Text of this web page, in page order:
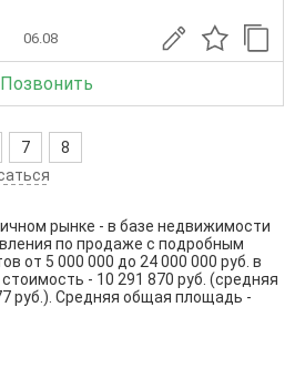
06.08
Позвонить
7
8
рынке - в базе недвижимости
по продаже с подробным
от 5 000 000 до 24 000 000 руб. в
- 10 291 870 руб. (средняя
руб.). Средняя общая площадь -